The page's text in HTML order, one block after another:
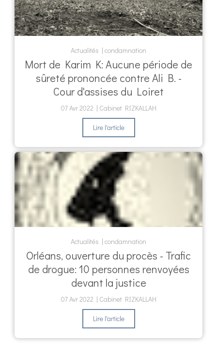
Actualités condamnation
Mort de Karim K: Aucune période de
sûreté prononcée contre Ali B. -
Cour d'assises du Loiret
07 Avr 2022 Cabinet RIZKALLAH
Lire l'article
Actualités condamnation
Orléans, ouverture du procès - Trafic
de drogue: 10 personnes renvoyées
devant la justice
07 Avr 2022 Cabinet RIZKALLAH
Lire l'article